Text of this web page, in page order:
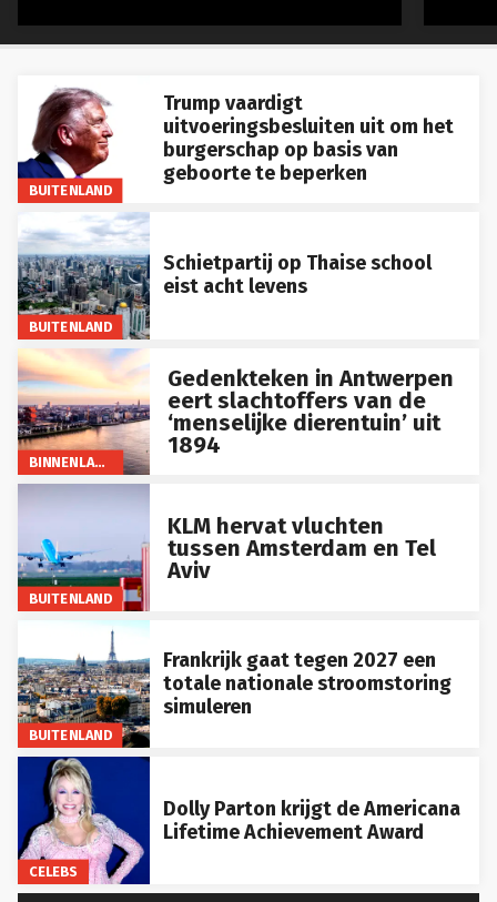
BUITENLAND
Trump vaardigt
uitvoeringsbesluiten uit om het
burgerschap op basis van
geboorte te beperken
BUITENLAND
Schietpartij op Thaise school
eist acht levens
BINNENLAND
Gedenkteken in Antwerpen
eert slachtoffers van de
‘menselijke dierentuin’ uit
1894
BUITENLAND
KLM hervat vluchten
tussen Amsterdam en Tel
Aviv
BUITENLAND
Frankrijk gaat tegen 2027 een
totale nationale stroomstoring
simuleren
CELEBS
Dolly Parton krijgt de Americana
Lifetime Achievement Award